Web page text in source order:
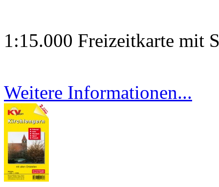
1:15.000 Freizeitkarte mit
Weitere Informationen...